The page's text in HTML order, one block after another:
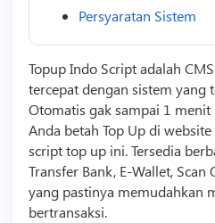
Persyaratan Sistem
Topup Indo Scriptadalah
tercepat dengan sistem yang
Otomatis gak sampai 1
Anda betah Top Up di
scripttop up ini. Tersedia
Transfer Bank, E-Wallet,
yang pastinya memudahkan
bertransaksi.